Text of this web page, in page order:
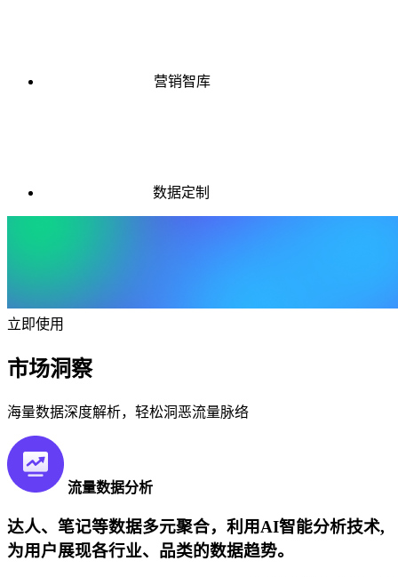
营销智库
数据定制
立即使用
市场洞察
海量数据深度解析，轻松洞恶流量脉络
流量数据分析
达人、笔记等数据多元聚合，利用AI智能分析技术,
为用户展现各行业、品类的数据趋势。